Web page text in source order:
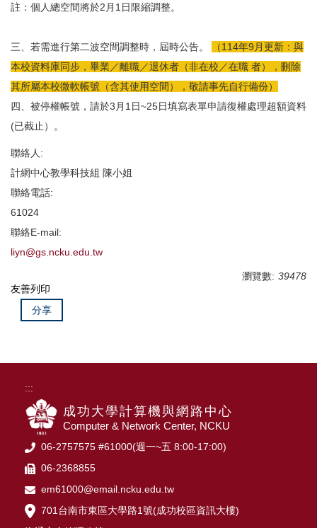
註：個人總空間將於2月1日限縮調整。
三、若需進行第二波空間調整時，屆時公告。
（114年9月更新：與
本校資料庫同步，畢業／離職／退休者（非在校／在職 者），刪除
其所屬本校微軟帳號（含其使用空間），敬請事先自行備份）
四、被停權帳號，請於3月1日~25日填寫表單申請復權處理超額資料
(已截止）。
聯絡人:
計網中心教學科技組 陳小姐
聯絡電話:
61024
聯絡E-mail:
liyn@gs.ncku.edu.tw
瀏覽數: 39478
友善列印
分享
:::
成功大學計算機與網路中心
Computer & Network Center, NCKU
06-2757575 #61000(週一~五 8:00-17:00)
06-2368855
em61000@email.ncku.edu.tw
701台南市東區大學路1號(成功校區資訊大樓)